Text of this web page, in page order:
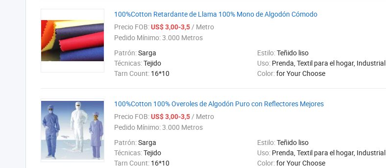
100%Cotton Retardante de Llama 100% Mono de Algodón Cómodo
Precio FOB:US$ 3,00-3,5/ Metro
Pedido Mínimo:3.000 Metros
Patrón:Sarga Estilo:Teñido liso
Técnicas:Tejido Uso: Prenda, Textil para el hogar, Industrial
Tarn Count: 16*10 Color:for Your Choose
100%Cotton 100% Overoles de Algodón Puro con Reflectores Mejores
Precio FOB:US$ 3,00-3,5/ Metro
Pedido Mínimo:3.000 Metros
Patrón:Sarga Estilo:Teñido liso
Técnicas:Tejido Uso: Prenda, Textil para el hogar, Industrial
Tarn Count: 16*10 Color:for Your Choose